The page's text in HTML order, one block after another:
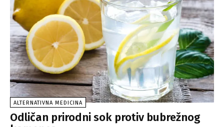
ALTERNATIVNA MEDICINA
Odličan prirodni sok protiv bubrežnog